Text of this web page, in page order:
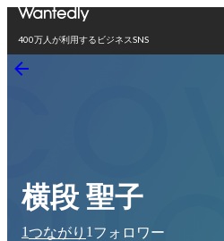
400万人が利用するビジネスSNS
横段 聖子
1つながり 1 フォロワー